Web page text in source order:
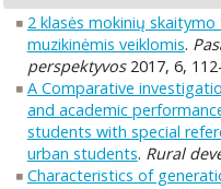
2 klasės mokinių
muzikinėmis veiklomis.
perspektyvos2017, 6,
A Comparative
and academic
students with special
urban students. Rural
Characteristics of